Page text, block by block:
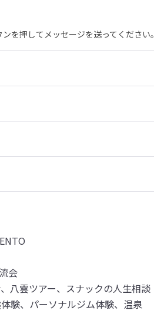
を押してメッセージを送ってください。
会
八雲ツアー、スナックの人生相談
験、パーソナルジム体験、温泉